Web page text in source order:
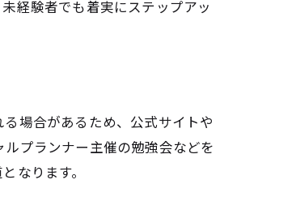
経験者でも着実にステップアッ
場合があるため、公式サイトや
プランナー主催の勉強会などを
なります。